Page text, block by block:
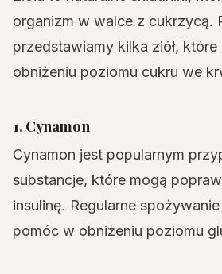
organizm w walce z cukrzycą.
przedstawiamy kilka ziół,
obniżeniu poziomu cukru we
1. Cynamon
Cynamon jest popularnym
substancje, które mogą
insulinę. Regularne
pomóc w obniżeniu poziomu